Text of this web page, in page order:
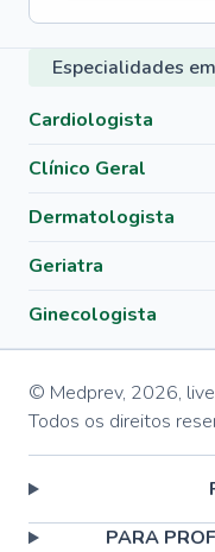
Especialidades
Cardiologista
Clínico Geral
Dermatologista
Geriatra
Ginecologista
© Medprev, 2026, live
Todos os direitos
PARA